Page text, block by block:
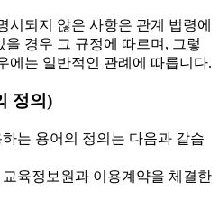
시되지 않은 사항은 관계 법령에
을 경우 그 규정에 따르며, 그렇
에는 일반적인 관례에 따릅니다.
정의)
는 용어의 정의는 다음과 같습
육정보원과 이용계약을 체결한